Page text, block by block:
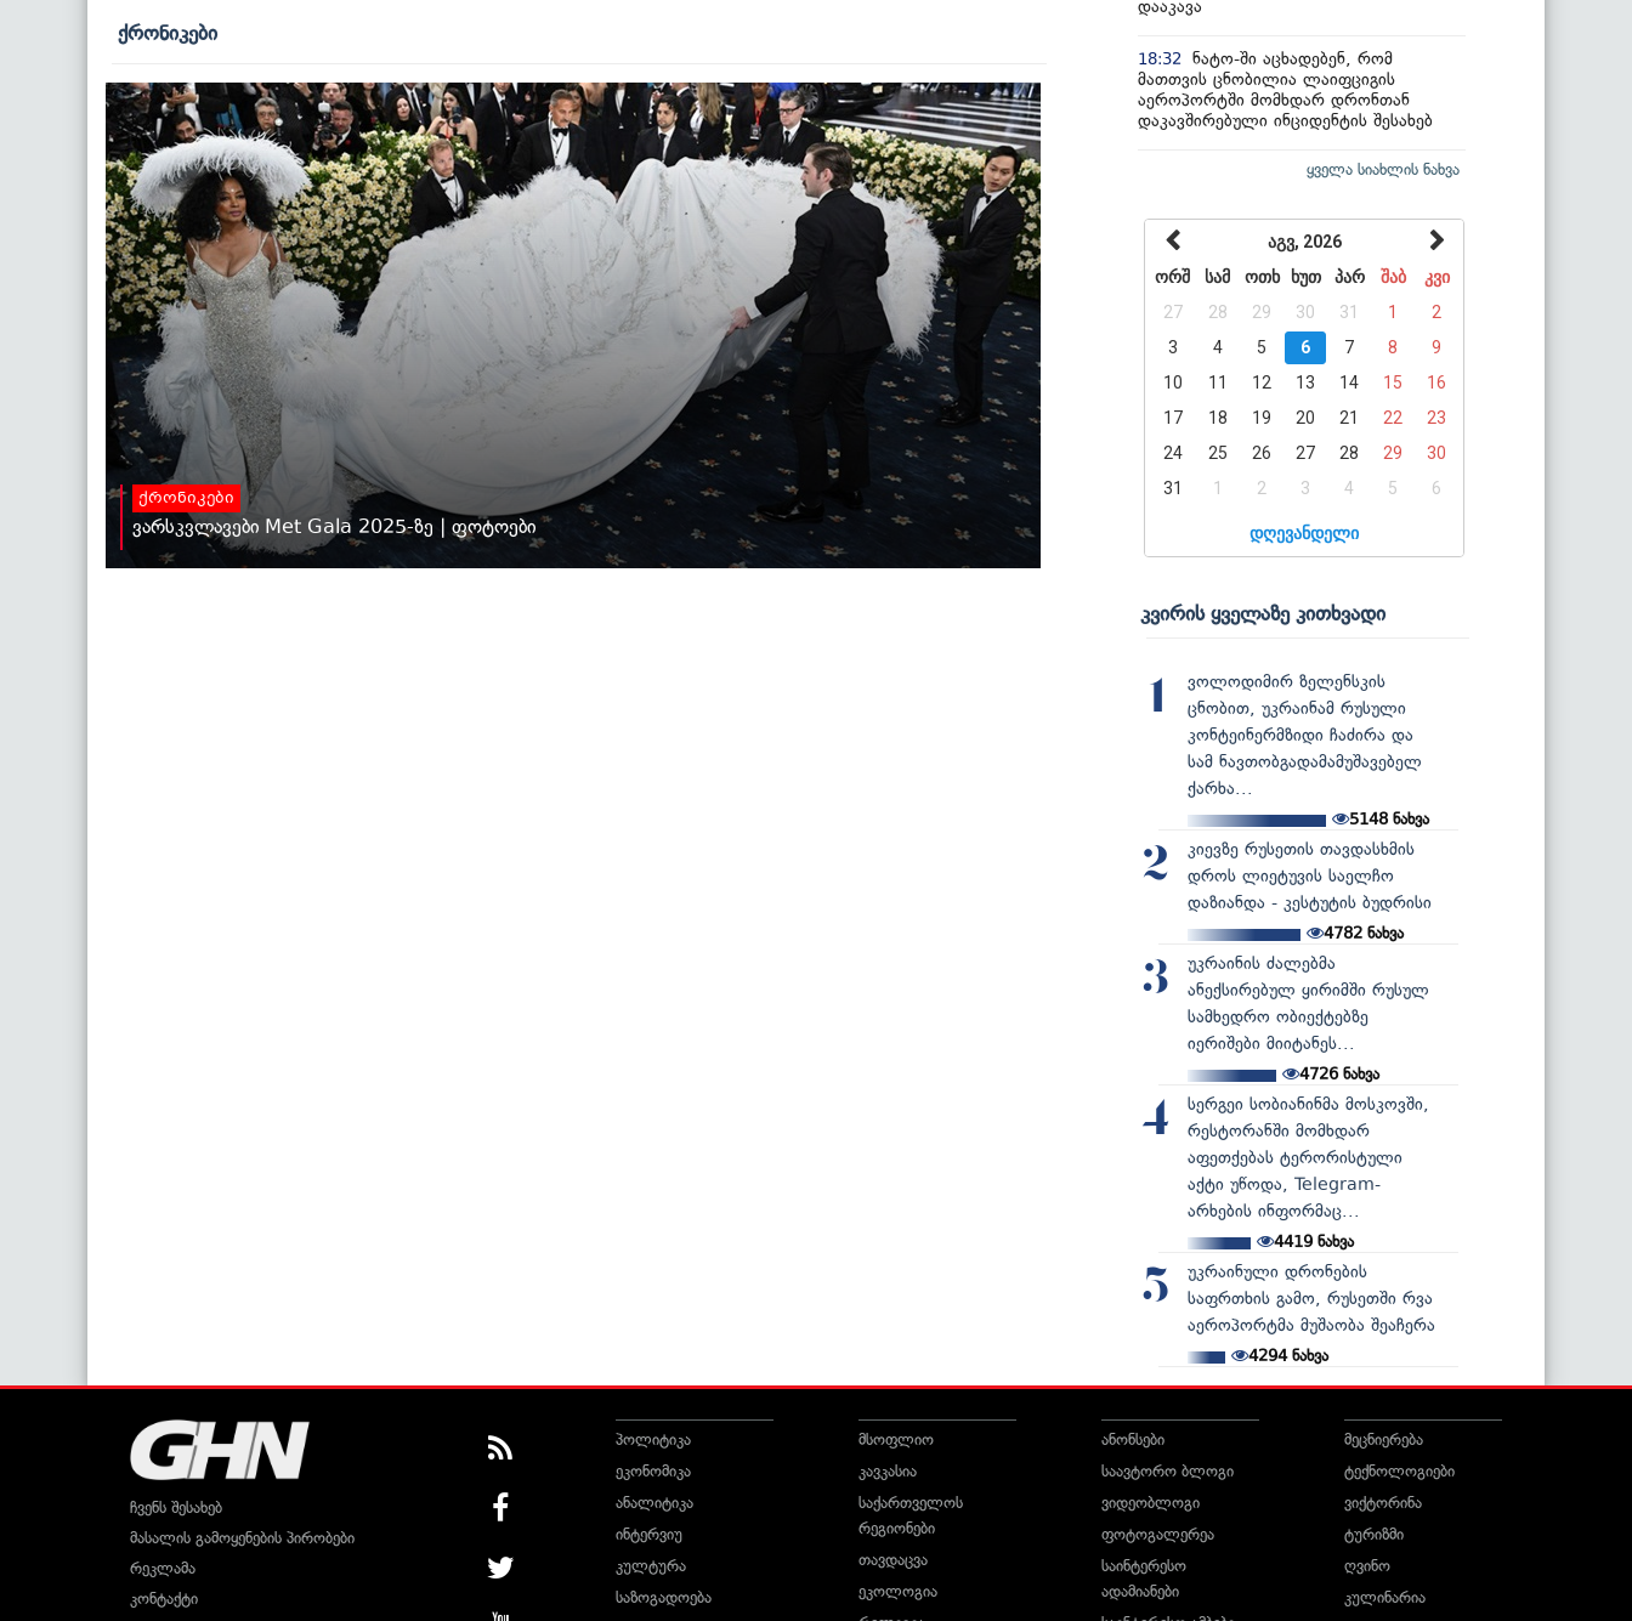
ქრონიკები
ქრონიკები
ვარსკვლავები Met Gala 2025-ზე | ფოტოები
დააკავა
18:32
ნატო-ში აცხადებენ, რომ
მათთვის ცნობილია ლაიფციგის
აეროპორტში მომხდარ დრონთან
დაკავშირებული ინციდენტის შესახებ
ყველა სიახლის ნახვა
აგვ, 2026
ორშ
სამ ოთხ ხუთ პარ შაბ
კვი
27
28 29 30 31 1
2
3
4 5 6 7 8
9
10
11 12 13 14 15
16
17
18 19 20 21 22
23
24
25 26 27 28 29
30
31
1 2 3 4 5 6
დღევანდელი
კვირის ყველაზე კითხვადი
1
ვოლოდიმირ ზელენსკის
ცნობით, უკრაინამ რუსული
კონტეინერმზიდი ჩაძირა და
სამ ნავთობგადამამუშავებელ
ქარხა...
5148 ნახვა
2
კიევზე რუსეთის თავდასხმის
დროს ლიეტუვის საელჩო
დაზიანდა - კესტუტის ბუდრისი
4782 ნახვა
3
უკრაინის ძალებმა
ანექსირებულ ყირიმში რუსულ
სამხედრო ობიექტებზე
იერიშები მიიტანეს...
4726ნახვა
4
სერგეი სობიანინმა მოსკოვში,
რესტორანში მომხდარ
აფეთქებას ტერორისტული
აქტი უწოდა, Telegram-
არხების ინფორმაც...
4419ნახვა
5
უკრაინული დრონების
საფრთხის გამო, რუსეთში რვა
აეროპორტმა მუშაობა შეაჩერა
4294ნახვა
ჩვენს შესახებ
მასალის გამოყენების პირობები
რეკლამა
კონტაქტი
პოლიტიკა
ეკონომიკა
ანალიტიკა
ინტერვიუ
კულტურა
საზოგადოება
მსოფლიო
კავკასია
საქართველოს
რეგიონები
თავდაცვა
ეკოლოგია
ანონსები
საავტორო ბლოგი
ვიდეობლოგი
ფოტოგალერეა
საინტერესო
ადამიანები
მეცნიერება
ტექნოლოგიები
ვიქტორინა
ტურიზმი
ღვინო
კულინარია